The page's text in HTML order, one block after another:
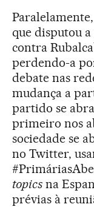
que disputou
contra
perdendo-a
debate nas
mudança a
partido se abra
primeiro nos
sociedade se
no Twitter,
topicsna
prévias à